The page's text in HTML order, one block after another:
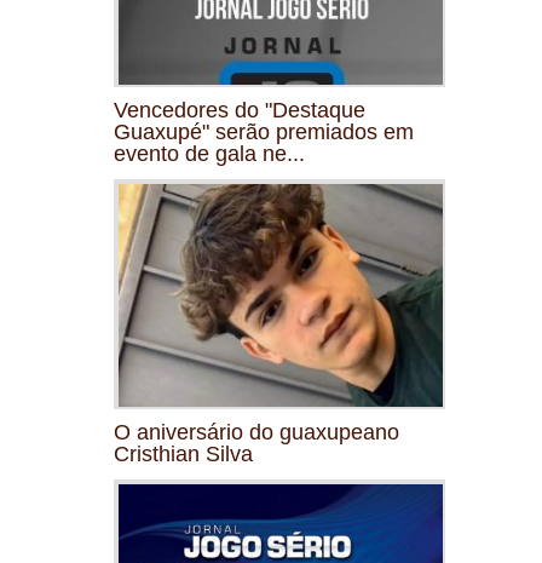
Vencedores do "Destaque
Guaxupé" serão premiados em
evento de gala ne...
O aniversário do guaxupeano
Cristhian Silva